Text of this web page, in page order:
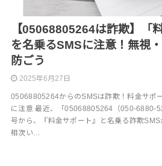
【05068805264は詐欺】「
を名乗るSMSに注意！無視
防ごう
2025年6月27日
05068805264からのSMSは詐欺！料金サポ
に注意 最近、「05068805264（050-6880-
号から、『料金サポート』と名乗る詐欺
相次い…